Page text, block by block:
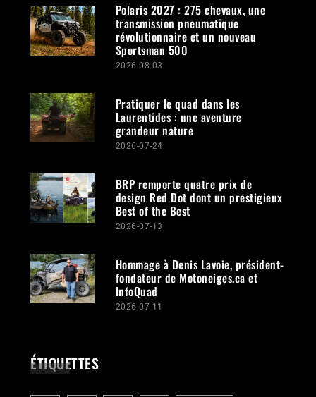
Polaris 2027 : 275 chevaux, une
transmission pneumatique
révolutionnaire et un nouveau
Sportsman 500
2026-08-03
Pratiquer le quad dans les
Laurentides : une aventure
grandeur nature
2026-07-24
BRP remporte quatre prix de
design Red Dot dont un prestigieux
Best of the Best
2026-07-13
Hommage à Denis Lavoie, président-
fondateur de Motoneiges.ca et
InfoQuad
2026-07-11
ÉTIQUETTES